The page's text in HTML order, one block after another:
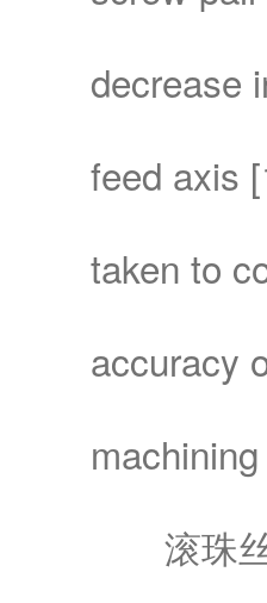
decrease
feed axis
taken to
accuracy
滚珠丝